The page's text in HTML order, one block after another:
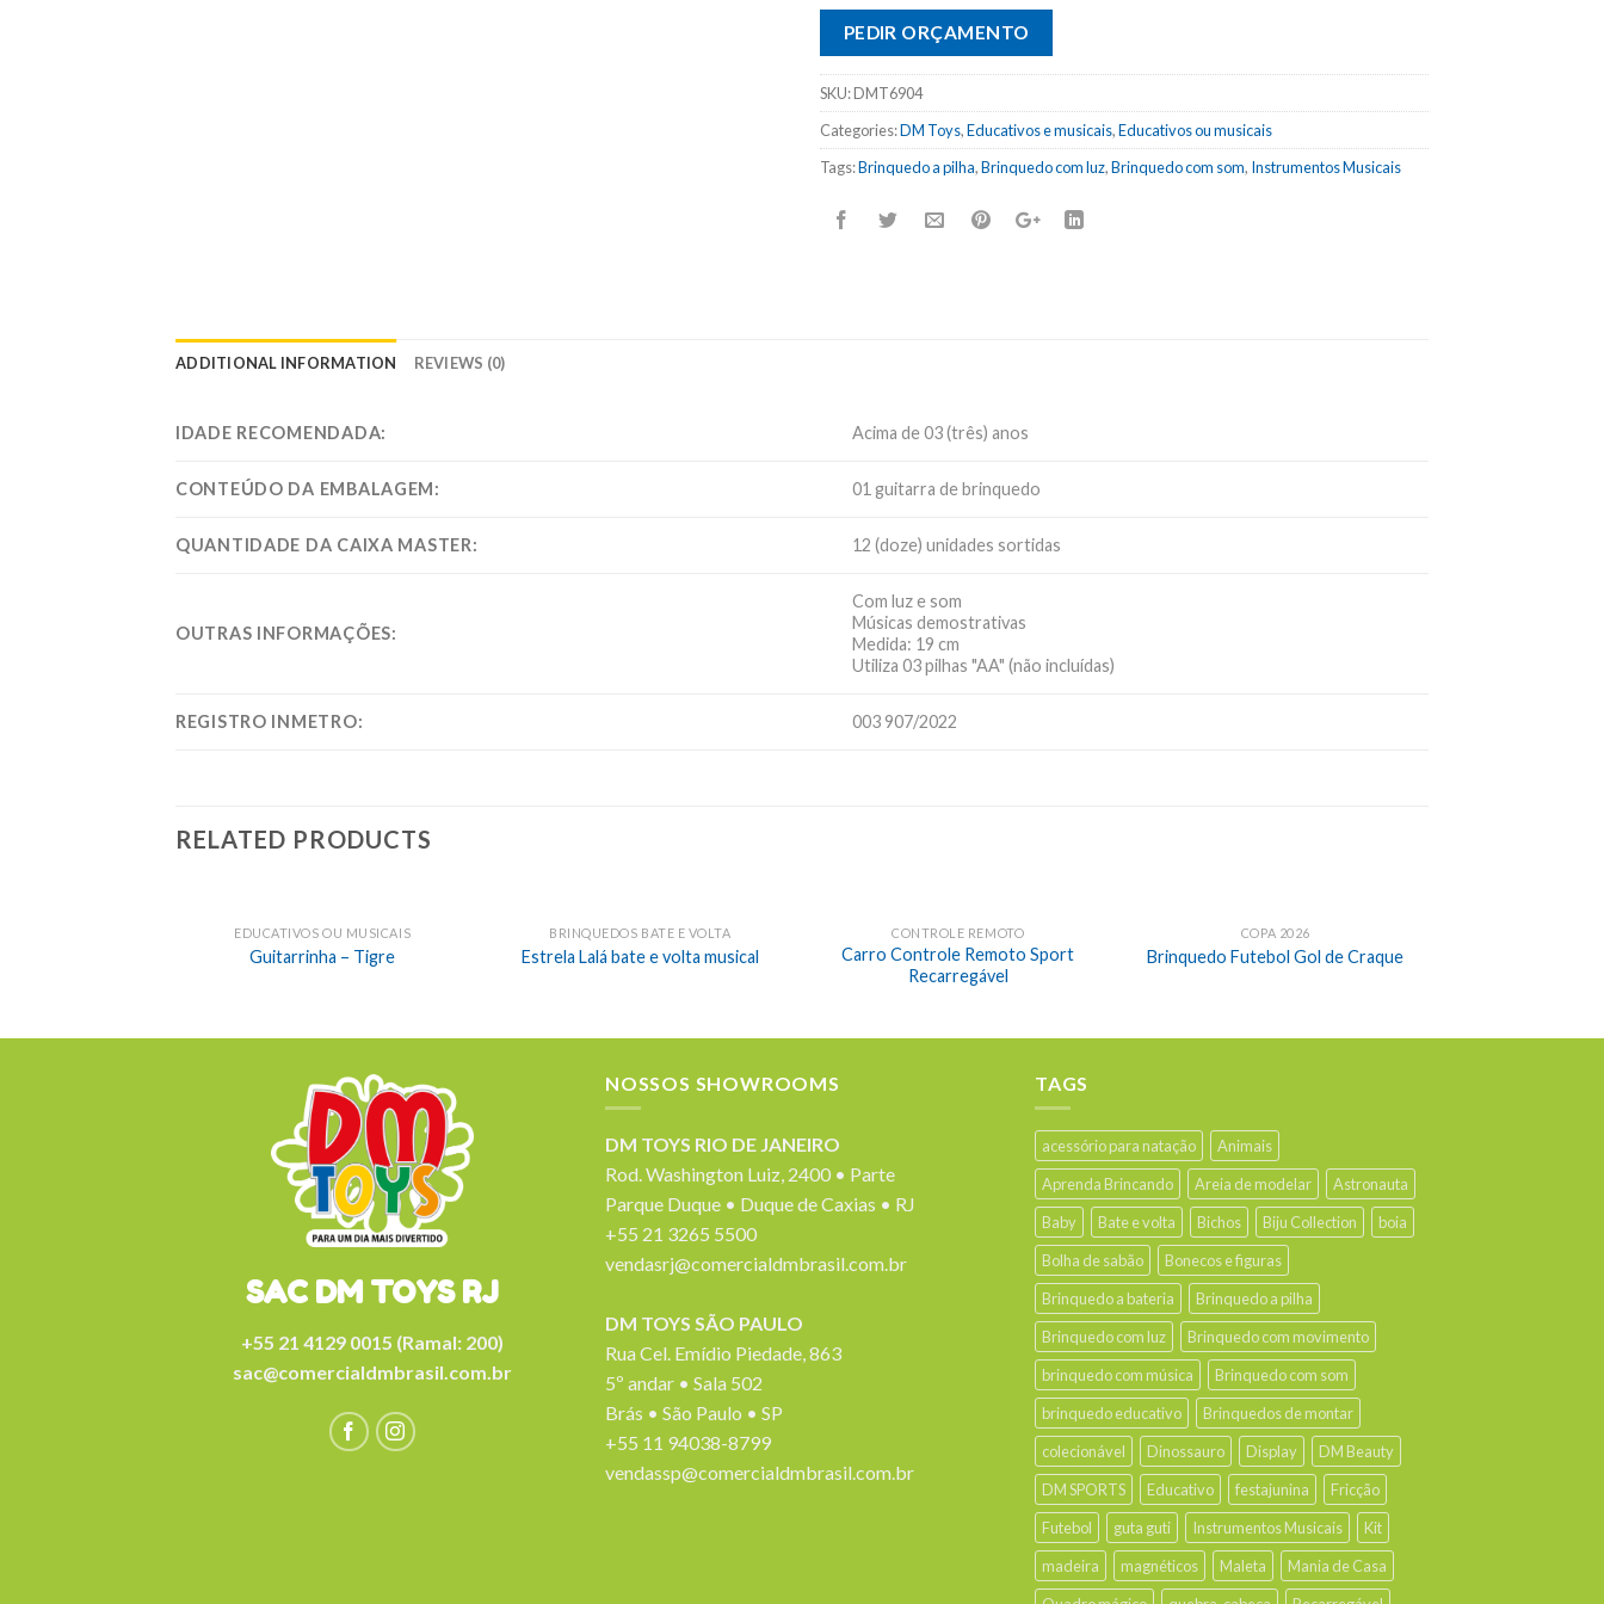
PEDIR ORÇAMENTO
SKU:DMT6904
Categories:DM Toys,Educativos e musicais,Educativos ou musicais
Tags:Brinquedo a pilha,Brinquedo com luz,Brinquedo com som, Instrumentos Musicais
ADDITIONAL INFORMATION REVIEWS (0)
IDADE RECOMENDADA: Acima de 03 (três) anos
CONTEÚDO DA EMBALAGEM: 01 guitarra de brinquedo
QUANTIDADE DA CAIXA MASTER: 12 (doze) unidades sortidas
OUTRAS INFORMAÇÕES:
Com luz e som
Músicas demostrativas
Medida: 19 cm
Utiliza 03 pilhas "AA" (não incluídas)
REGISTRO INMETRO: 003 907/2022
RELATED PRODUCTS
EDUCATIVOS OU MUSICAIS
Guitarrinha – Tigre
BRINQUEDOS BATE E VOLTA
Estrela Lalá bate e volta musical
CONTROLE REMOTO
Carro Controle Remoto Sport
Recarregável
COPA 2026
Brinquedo Futebol Gol de Craque
SAC DM TOYS RJ
+55 21 4129 0015 (Ramal: 200)
sac@comercialdmbrasil.com.br
NOSSOS SHOWROOMS
DM TOYS RIO DE JANEIRO
Rod. Washington Luiz, 2400 • Parte
Parque Duque • Duque de Caxias • RJ
+55 21 3265 5500
vendasrj@comercialdmbrasil.com.br
DM TOYS SÃO PAULO
Rua Cel. Emídio Piedade, 863
5º andar • Sala 502
Brás • São Paulo • SP
+55 11 94038-8799
vendassp@comercialdmbrasil.com.br
TAGS
acessório para natação
Animais
Aprenda Brincando
Areia de modelar
Astronauta
Baby
Bate e volta Bichos Biju Collection
boia
Bolha de sabão
Bonecos e figuras
Brinquedo a bateria
Brinquedo a pilha
Brinquedo com luz
Brinquedo com movimento
brinquedo com música
Brinquedo com som
brinquedo educativo
Brinquedos de montar
colecionável
Dinossauro Display
DM Beauty
DM SPORTS
Educativo festajunina
Fricção
Futebol
guta guti Instrumentos Musicais
Kit
madeira
magnéticos Maleta
Mania de Casa